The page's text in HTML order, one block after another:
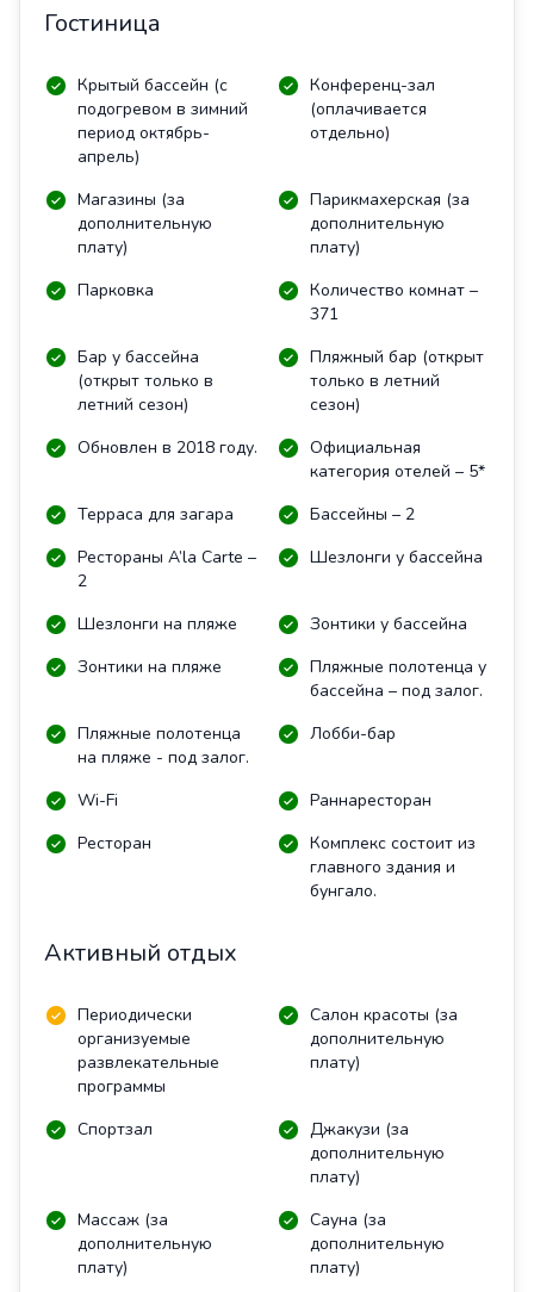
Гостиница
Крытый бассейн (с
подогревом в зимний
период октябрь-
апрель)
Конференц-зал
(оплачивается
отдельно)
Магазины (за
дополнительную
плату)
Парикмахерская (за
дополнительную
плату)
Парковка
Количество комнат –
371
Бар у бассейна
(открыт только в
летний сезон)
Пляжный бар (открыт
только в летний
сезон)
Обновлен в 2018 году.
Официальная
категория отелей – 5*
Терраса для загара
Бассейны – 2
Рестораны A’la Carte –
2
Шезлонги у бассейна
Шезлонги на пляже
Зонтики у бассейна
Зонтики на пляже
Пляжные полотенца у
бассейна – под залог.
Пляжные полотенца
на пляже - под залог.
Лобби-бар
Wi-Fi
Раннаресторан
Ресторан
Комплекс состоит из
главного здания и
бунгало.
Активный отдых
Периодически
организуемые
развлекательные
программы
Салон красоты (за
дополнительную
плату)
Спортзал
Джакузи (за
дополнительную
плату)
Массаж (за
дополнительную
плату)
Сауна (за
дополнительную
плату)